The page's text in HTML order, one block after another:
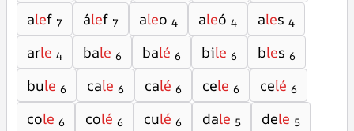
alef 7 álef 7 aleo 4 aleó 4 ales 4
arle 4 bale 6 balé 6 bile 6 bles 6
bule 6 cale 6 calé 6 cele 6 celé 6
cole 6 colé 6 culé 6 dale 5 dele 5